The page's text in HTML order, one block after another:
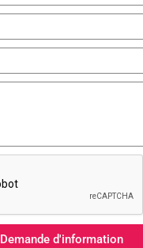
Demande d'information